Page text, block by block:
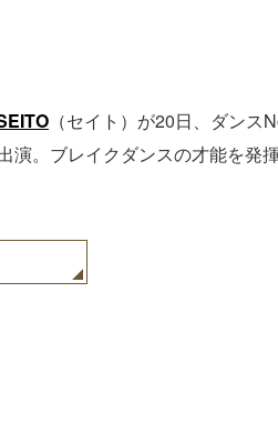
（セイト）が20日、ダンス
演。ブレイクダンスの才能を発